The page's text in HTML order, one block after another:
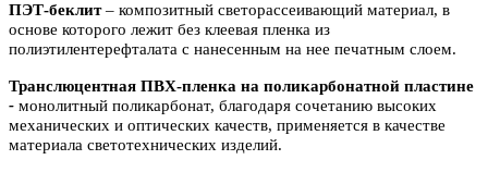
ПЭТ-беклит– композитный светорассеивающий материал, в
основе которого лежит без клеевая пленка из
полиэтилентерефталата с нанесенным на нее печатным слоем.
Транслюцентная ПВХ-пленка на поликарбонатной пластине
- монолитный поликарбонат, благодаря сочетанию высоких
механических и оптических качеств, применяется в качестве
материала светотехнических изделий.